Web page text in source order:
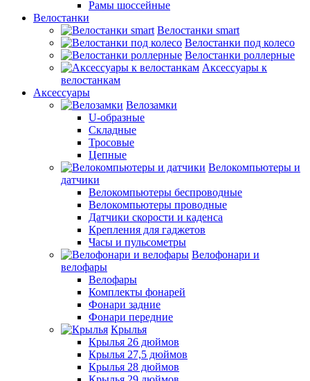
Рамы шоссейные
Велостанки
Велостанки smart
Велостанки под колесо
Велостанки роллерные
Аксессуары к
велостанкам
Аксессуары
Велозамки
U-образные
Складные
Тросовые
Цепные
Велокомпьютеры и
датчики
Велокомпьютеры беспроводные
Велокомпьютеры проводные
Датчики скорости и каденса
Крепления для гаджетов
Часы и пульсометры
Велофонари и
велофары
Велофары
Комплекты фонарей
Фонари задние
Фонари передние
Крылья
Крылья 26 дюймов
Крылья 27,5 дюймов
Крылья 28 дюймов